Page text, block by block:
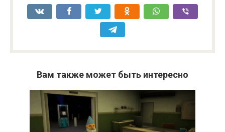
Вам также может быть интересно